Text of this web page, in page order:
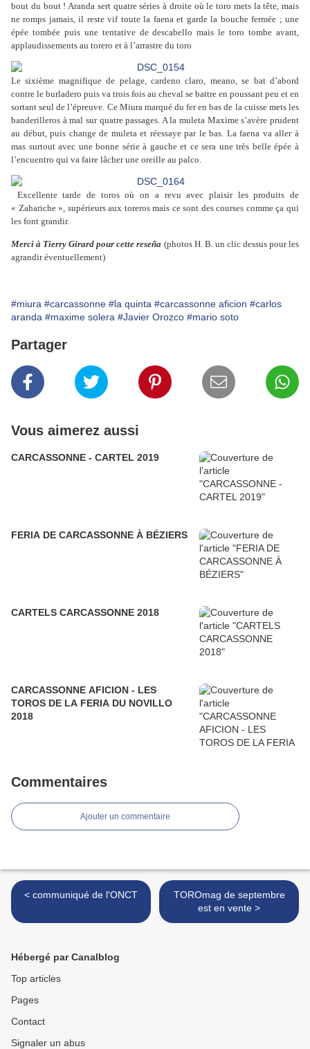
bout du bout ! Aranda sert quatre séries à droite où le toro mets la tête, mais
ne romps jamais, il reste vif toute la faena et garde la bouche fermée ; une
épée tombée puis une tentative de descabello mais le toro tombe avant,
applaudissements au torero et à l’arrastre du toro
Le sixième magnifique de pelage, cardeno claro, meano, se bat d’abord
contre le burladero puis va trois fois au cheval se battre en poussant peu et en
sortant seul de l’épreuve. Ce Miura marqué du fer en bas de la cuisse mets les
banderilleros à mal sur quatre passages. A la muleta Maxime s’avère prudent
au début, puis change de muleta et réessayepar le bas. La faena va aller à
mas surtout avec une bonne série à gauche et ce sera une très belle épée à
l’encuentro qui va faire lâcher une oreille au palco.
Excellente tarde de toros où on a revu avec plaisir les produits de
« Zahariche », supérieurs aux toreros mais ce sont des courses comme ça qui
les font grandir.
Merci à Tierry Girard pour cette reseña (photos H. B. un clic dessus pour les
agrandir éventuellement)
#miura #carcassonne #la quinta #carcassonne aficion #carlos
aranda #maxime solera #Javier Orozco #mario soto
Partager
Vous aimerez aussi
CARCASSONNE - CARTEL 2019
FERIA DE CARCASSONNE À BÉZIERS
CARTELS CARCASSONNE 2018
CARCASSONNE AFICION - LES
TOROS DE LA FERIA DU NOVILLO
2018
Commentaires
Ajouter un commentaire
< communiqué de l'ONCT
TOROmag de septembre
est en vente >
Hébergé par Canalblog
Top articles
Pages
Contact
Signaler un abus